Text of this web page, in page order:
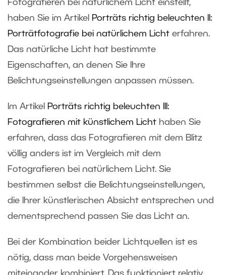
Fotografieren bei natürlichem Licht einstellt,
haben Sie im Artikel
Porträts richtig beleuchten II:
Porträtfotografie bei natürlichem Licht erfahren.
Das natürliche Licht hat bestimmte
Eigenschaften, an denen Sie Ihre
Belichtungseinstellungen anpassen müssen.
Im Artikel
Porträts richtig beleuchten III:
Fotografieren mit künstlichem Licht haben Sie
erfahren, dass das Fotografieren mit dem Blitz
völlig anders ist im Vergleich mit dem
Fotografieren bei natürlichem Licht. Sie
bestimmen selbst die Belichtungseinstellungen,
die Ihrer künstlerischen Absicht entsprechen und
dementsprechend passen Sie das Licht an.
Bei der Kombination beider Lichtquellen ist es
nötig, dass man beide Vorgehensweisen